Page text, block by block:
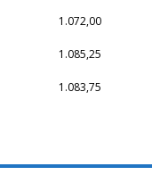
1.072,00
1.085,25
1.083,75